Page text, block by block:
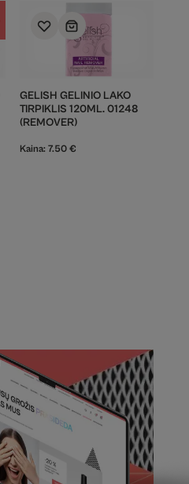
GELISH GELINIO LAKO
TIRPIKLIS 120ML. 01248
(REMOVER)
Kaina: 7.50 €